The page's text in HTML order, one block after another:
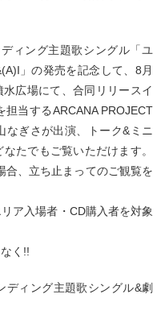
ィング主題歌シングル「ユ
」の発売を記念して、8月
広場にて、合同リリースイ
当するARCANA PROJECT
なぎさが出演、トーク&ミニ
たでもご覧いただけます。
合、立ち止まってのご観覧を
ア入場者・CD購入者を対象
く!!
ディング主題歌シングル&劇